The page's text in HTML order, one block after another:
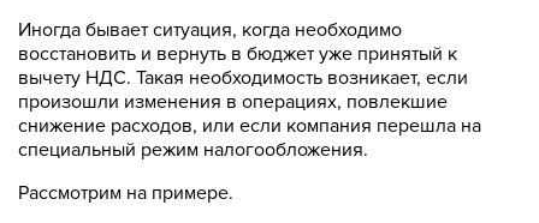
Иногда бывает ситуация, когда необходимо
восстановить и вернуть в бюджет уже принятый к
вычету НДС. Такая необходимость возникает, если
произошли изменения в операциях, повлекшие
снижение расходов, или если компания перешла на
специальный режим налогообложения.
Рассмотрим на примере.